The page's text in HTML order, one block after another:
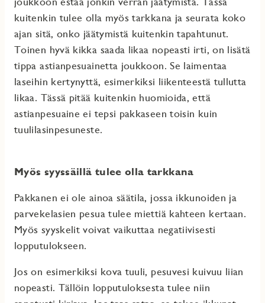
kuitenkin tulee olla myös tarkkana ja seurata koko
ajan sitä, onko jäätymistä kuitenkin tapahtunut.
Toinen hyvä kikka saada likaa nopeasti irti, on lisätä
tippa astianpesuainetta joukkoon. Se laimentaa
laseihin kertynyttä, esimerkiksi liikenteestä tullutta
likaa. Tässä pitää kuitenkin huomioida, että
astianpesuaine ei tepsi pakkaseen toisin kuin
tuulilasinpesuneste.
Myös syyssäillä tulee olla tarkkana
Pakkanen ei ole ainoa säätila, jossa ikkunoiden ja
parvekelasien pesua tulee miettiä kahteen kertaan.
Myös syyskelit voivat vaikuttaa negatiivisesti
lopputulokseen.
Jos on esimerkiksi kova tuuli, pesuvesi kuivuu liian
nopeasti. Tällöin lopputuloksesta tulee niin